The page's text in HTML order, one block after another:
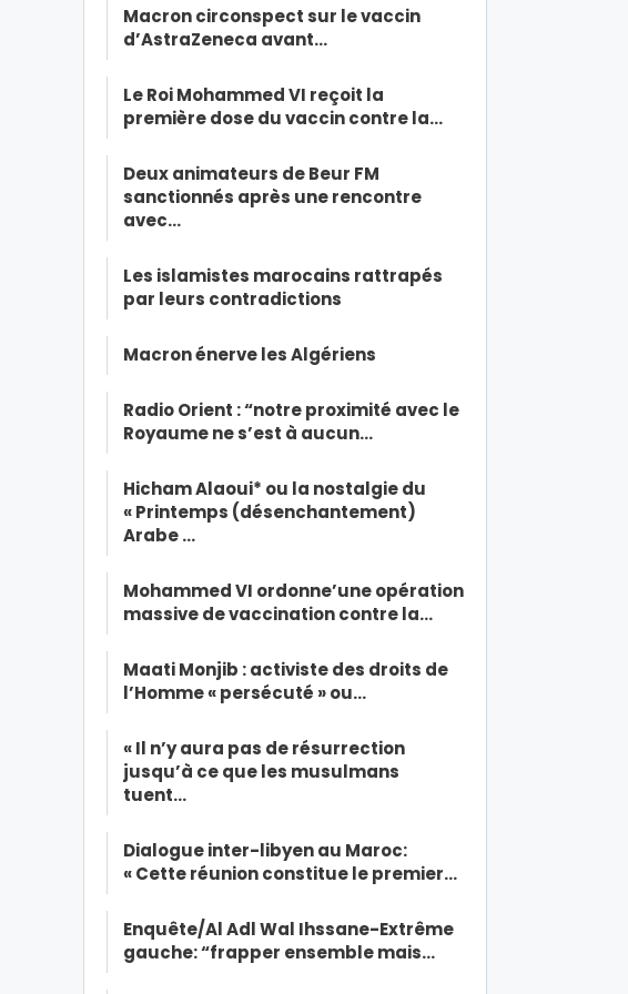
Macron circonspect sur le vaccin
d’AstraZeneca avant…
Le Roi Mohammed VI reçoit la
première dose du vaccin contre la…
Deux animateurs de Beur FM
sanctionnés après une rencontre
avec…
Les islamistes marocains rattrapés
par leurs contradictions
Macron énerve les Algériens
Radio Orient : “notre proximité avec le
Royaume ne s’est à aucun…
Hicham Alaoui* ou la nostalgie du
« Printemps (désenchantement)
Arabe …
Mohammed VI ordonne’une opération
massive de vaccination contre la…
Maati Monjib : activiste des droits de
l’Homme « persécuté » ou…
« Il n’y aura pas de résurrection
jusqu’à ce que les musulmans
tuent…
Dialogue inter-libyen au Maroc:
« Cette réunion constitue le premier…
Enquête/Al Adl Wal Ihssane-Extrême
gauche: “frapper ensemble mais…